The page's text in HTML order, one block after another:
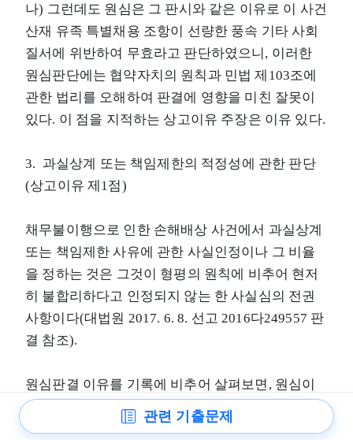
나) 그런데도 원심은 그 판시와 같은 이유로 이 사건
산재 유족 특별채용 조항이 선량한 풍속 기타 사회
질서에 위반하여 무효라고 판단하였으니, 이러한
원심판단에는 협약자치의 원칙과 민법 제103조에
관한 법리를 오해하여 판결에 영향을 미친 잘못이
있다. 이 점을 지적하는 상고이유 주장은 이유 있다.
3. 과실상계 또는 책임제한의 적정성에 관한 판단
(상고이유 제1점)
채무불이행으로 인한 손해배상 사건에서 과실상계
또는 책임제한 사유에 관한 사실인정이나 그 비율
을 정하는 것은 그것이 형평의 원칙에 비추어 현저
히 불합리하다고 인정되지 않는 한 사실심의 전권
사항이다(대법원 2017. 6. 8. 선고 2016다249557 판
결 참조).
원심판결 이유를 기록에 비추어 살펴보면, 원심이
과실상계 또는 책임제한 사유에 관하여 한 사실인
정이나 비율 판단은 정당한 것으로 수긍이 가고, 거
관련 기출문제